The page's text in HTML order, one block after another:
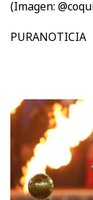
(Imagen:
PURANOTICIA